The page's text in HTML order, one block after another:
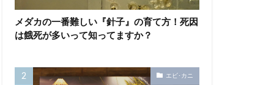
メダカの一番難しい『針子』の育て方！死因
は餓死が多いって知ってますか？
エビ･カニ